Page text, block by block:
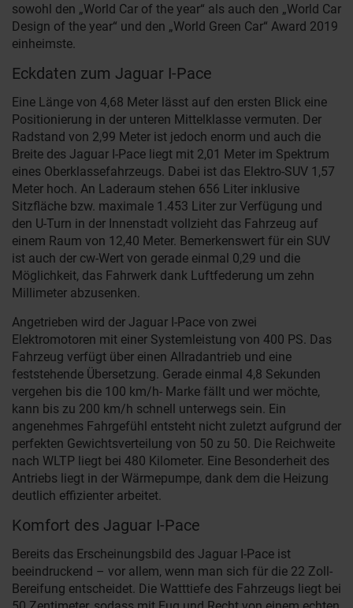
sowohl den „World Car of the year“ als auch den „World Car
Design of the year“ und den „World Green Car“ Award 2019
einheimste.
Eckdaten zum Jaguar I-Pace
Eine Länge von 4,68 Meter lässt auf den ersten Blick eine
Positionierung in der unteren Mittelklasse vermuten. Der
Radstand von 2,99 Meter ist jedoch enorm und auch die
Breite des Jaguar I-Pace liegt mit 2,01 Meter im Spektrum
eines Oberklassefahrzeugs. Dabei ist das Elektro-SUV 1,57
Meter hoch. An Laderaum stehen 656 Liter inklusive
Sitzfläche bzw. maximale 1.453 Liter zur Verfügung und
den U-Turn in der Innenstadt vollzieht das Fahrzeug auf
einem Raum von 12,40 Meter. Bemerkenswert für ein SUV
ist auch der cw-Wert von gerade einmal 0,29 und die
Möglichkeit, das Fahrwerk dank Luftfederung um zehn
Millimeter abzusenken.
Angetrieben wird der Jaguar I-Pace von zwei
Elektromotoren mit einer Systemleistung von 400 PS. Das
Fahrzeug verfügt über einen Allradantrieb und eine
feststehende Übersetzung. Gerade einmal 4,8 Sekunden
vergehen bis die 100 km/h- Marke fällt und wer möchte,
kann bis zu 200 km/h schnell unterwegs sein. Ein
angenehmes Fahrgefühl entsteht nicht zuletzt aufgrund der
perfekten Gewichtsverteilung von 50 zu 50. Die Reichweite
nach WLTP liegt bei 480 Kilometer. Eine Besonderheit des
Antriebs liegt in der Wärmepumpe, dank dem die Heizung
deutlich effizienter arbeitet.
Komfort des Jaguar I-Pace
Bereits das Erscheinungsbild des Jaguar I-Pace ist
beeindruckend – vor allem, wenn man sich für die 22 Zoll-
Bereifung entscheidet. Die Watttiefe des Fahrzeugs liegt bei